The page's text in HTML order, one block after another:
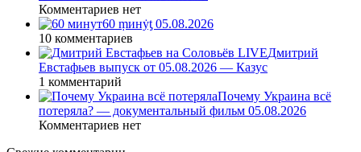
Комментариев нет
60 ṃинẏƫ 05.08.2026
10 комментариев
Дмитрий
Евстафьев выпуск от 05.08.2026 — Казус
1 комментарий
Почему Украина всё
потеряла? — документальный фильм 05.08.2026
Комментариев нет